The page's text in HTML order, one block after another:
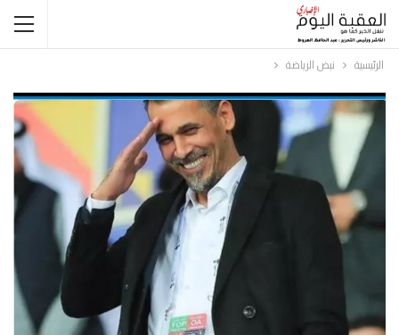
الرئيسية نبض الرياضة